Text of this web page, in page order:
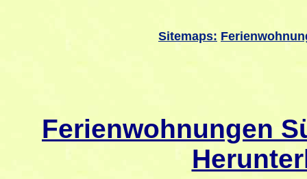
Sitemaps:
Ferienwohnungen